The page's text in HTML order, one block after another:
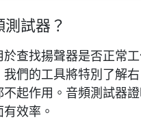
試器？
查找揚聲器是否正常
我們的工具將特別了解
不起作用。音頻測試器
效率。